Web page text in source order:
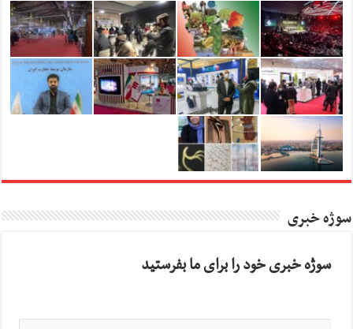
سوژه خبری
سوژه خبری خود را برای ما بفرستید